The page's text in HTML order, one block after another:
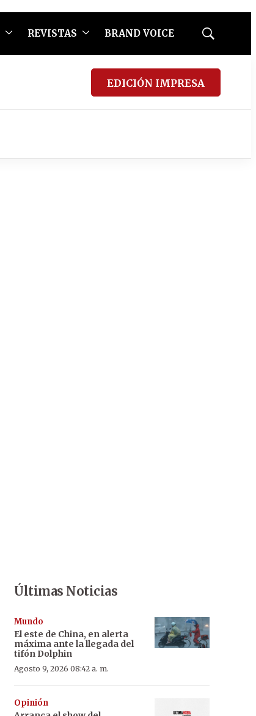
REVISTAS BRAND VOICE
Mostrar
EDICIÓN IMPRESA
Últimas Noticias
Mundo
El este de China, en alerta
máxima ante la llegada del
tifón Dolphin
Agosto 9, 2026 08:42 a. m.
Opinión